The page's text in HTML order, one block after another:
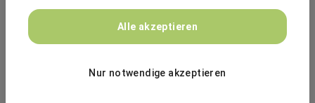
GEBRÜDER PETERS Gebäudetechnik SE
Fachkraft für Lagerlogistik (m/w/d)
Alle akzeptieren
Nur notwendige akzeptieren